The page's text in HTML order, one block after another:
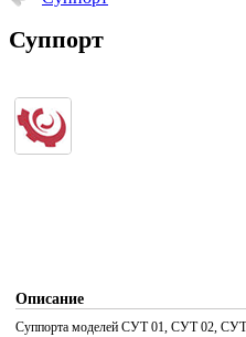
Суппорт
Описание
Суппорта моделей СУТ 01, СУТ 02,